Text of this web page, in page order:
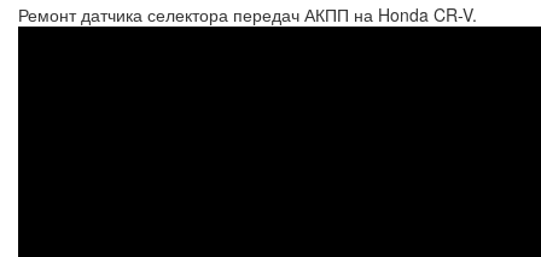
Ремонт датчика селектора передач АКПП на Honda CR-V.